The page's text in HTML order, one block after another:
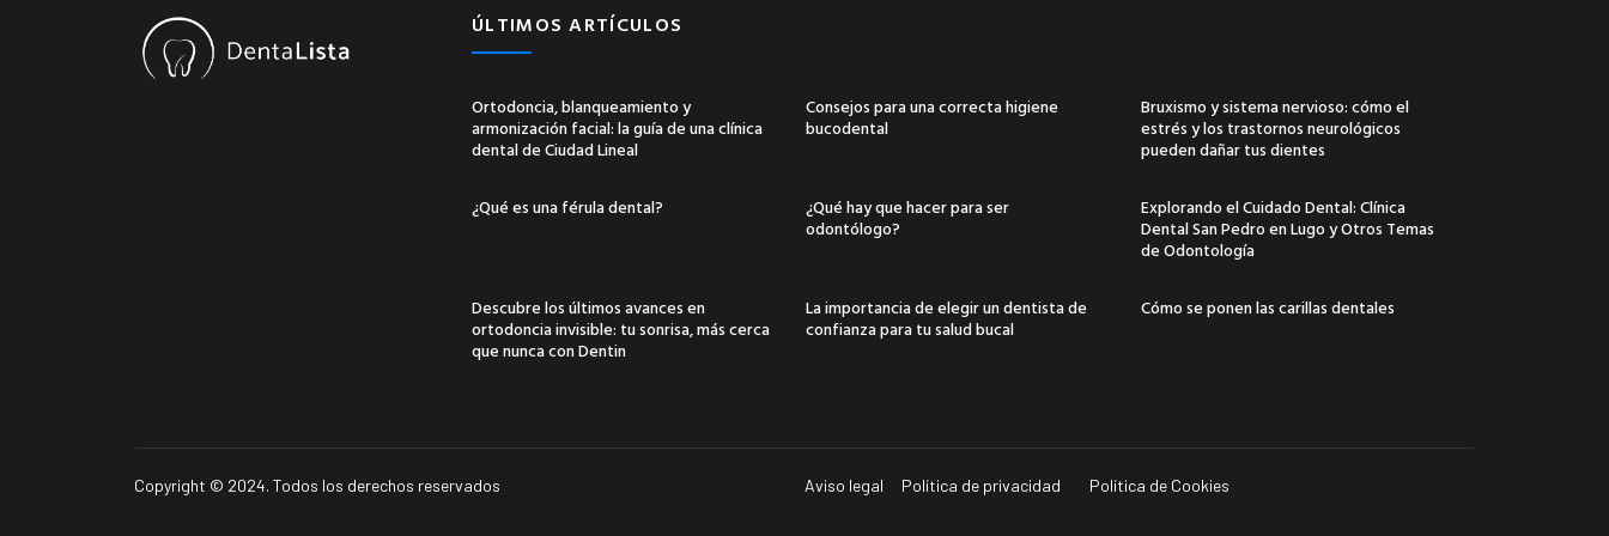
ÚLTIMOS ARTÍCULOS
Ortodoncia, blanqueamiento y
armonización facial: la guía de una clínica
dental de Ciudad Lineal
Consejos para una correcta higiene
bucodental
Bruxismo y sistema nervioso: cómo el
estrés y los trastornos neurológicos
pueden dañar tus dientes
¿Qué es una férula dental?
¿Qué hay que hacer para ser
odontólogo?
Explorando el Cuidado Dental: Clínica
Dental San Pedro en Lugo y Otros Temas
de Odontología
Descubre los últimos avances en
ortodoncia invisible: tu sonrisa, más cerca
que nunca con Dentin
La importancia de elegir un dentista de
confianza para tu salud bucal
Cómo se ponen las carillas dentales
Copyright © 2024. Todos los derechos reservados Aviso legal Política de privacidad Política de Cookies